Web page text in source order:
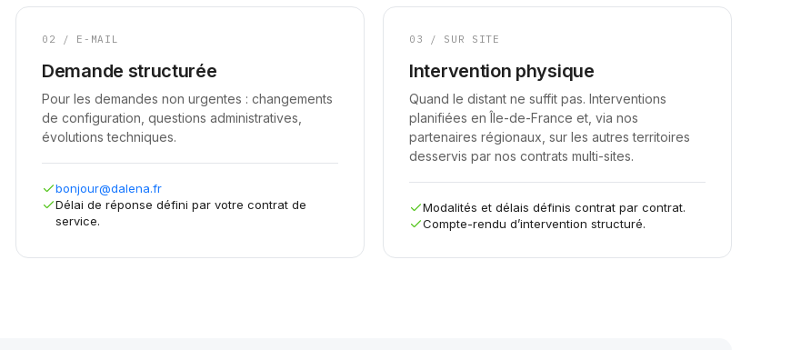
02 / E-MAIL
Demande structurée
Pour les demandes non urgentes : changements
de configuration, questions administratives,
évolutions techniques.
bonjour@dalena.fr
Délai de réponse défini par votre contrat de
service.
03 / SUR SITE
Intervention physique
Quand le distant ne suffit pas. Interventions
planifiées en Île-de-France et, via nos
partenaires régionaux, sur les autres territoires
desservis par nos contrats multi-sites.
Modalités et délais définis contrat par contrat.
Compte-rendu d’intervention structuré.